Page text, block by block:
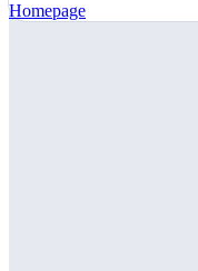
Homepage